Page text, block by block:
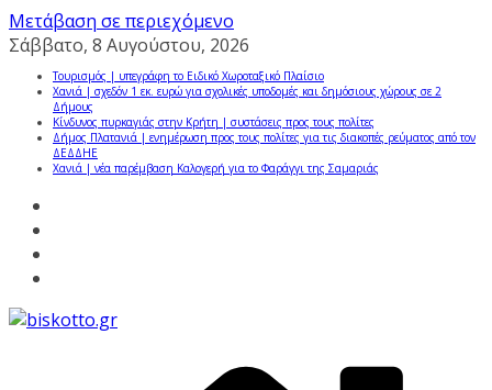
Μετάβαση σε περιεχόμενο
Σάββατο, 8 Αυγούστου, 2026
Τουρισμός | υπεγράφη το Ειδικό Χωροταξικό Πλαίσιο
Χανιά | σχεδόν 1 εκ. ευρώ για σχολικές υποδομές και δημόσιους χώρους σε 2
Δήμους
Κίνδυνος πυρκαγιάς στην Κρήτη | συστάσεις προς τους πολίτες
Δήμος Πλατανιά | ενημέρωση προς τους πολίτες για τις διακοπές ρεύματος από τον
ΔΕΔΔΗΕ
Χανιά | νέα παρέμβαση Καλογερή για το Φαράγγι της Σαμαριάς